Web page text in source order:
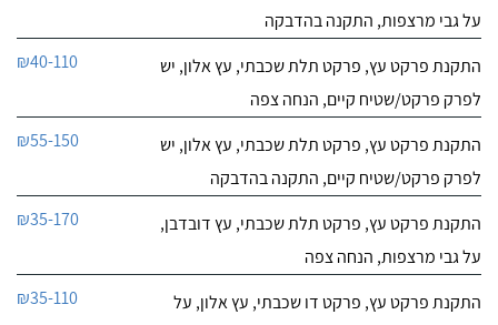
על גבי מרצפות, התקנה בהדבקה
התקנת פרקט עץ, פרקט תלת שכבתי, עץ אלון, יש
לפרק פרקט/שטיח קיים, הנחה צפה
₪40-110
התקנת פרקט עץ, פרקט תלת שכבתי, עץ אלון, יש
לפרק פרקט/שטיח קיים, התקנה בהדבקה
₪55-150
התקנת פרקט עץ, פרקט תלת שכבתי, עץ דובדבן,
על גבי מרצפות, הנחה צפה
₪35-170
התקנת פרקט עץ, פרקט דו שכבתי, עץ אלון, על
₪35-110